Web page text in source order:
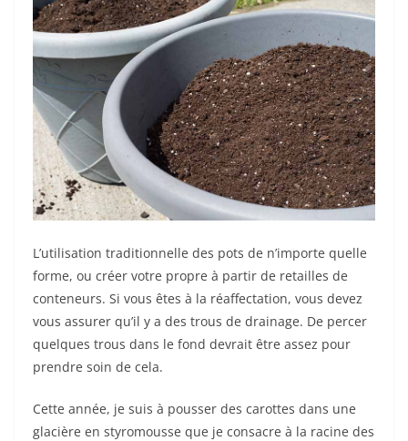
L’utilisation traditionnelle des pots de n’importe quelle
forme, ou créer votre propre à partir de retailles de
conteneurs. Si vous êtes à la réaffectation, vous devez
vous assurer qu’il y a des trous de drainage. De percer
quelques trous dans le fond devrait être assez pour
prendre soin de cela.
Cette année, je suis à pousser des carottes dans une
glacière en styromousse que je consacre à la racine des